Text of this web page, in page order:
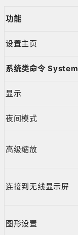
功能
设置主页
系统类命令 System
显示
夜间模式
高级缩放
连接到无线显示屏
图形设置